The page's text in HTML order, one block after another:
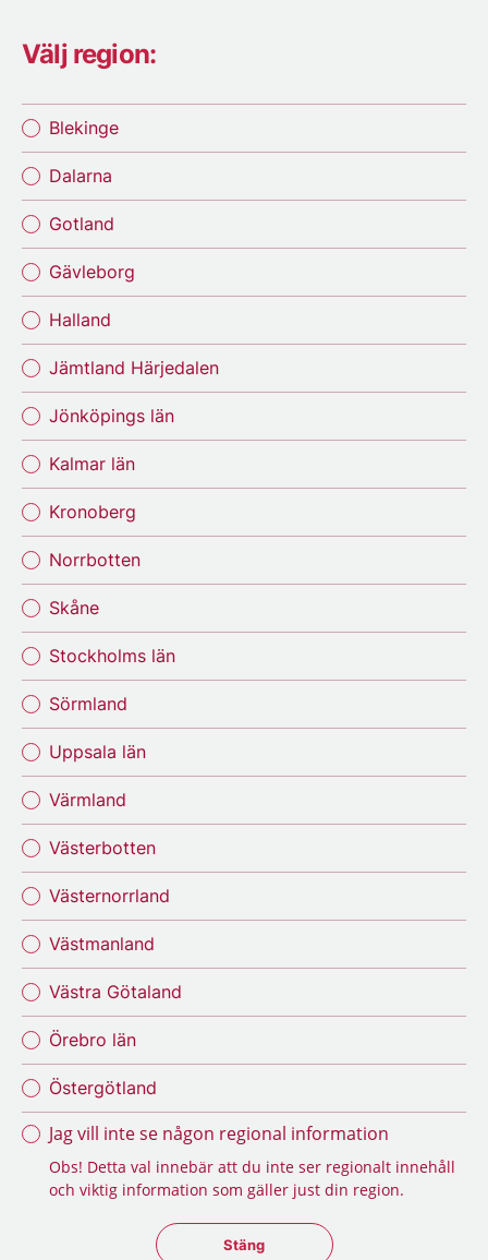
Välj region:
Blekinge
Dalarna
Gotland
Gävleborg
Halland
Jämtland Härjedalen
Jönköpings län
Kalmar län
Kronoberg
Norrbotten
Skåne
Stockholms län
Sörmland
Uppsala län
Värmland
Västerbotten
Västernorrland
Västmanland
Västra Götaland
Örebro län
Östergötland
Jag vill inte se någon regional information
Obs! Detta val innebär att du inte ser regionalt innehåll
och viktig information som gäller just din region.
Stäng regionsväljaren
Stäng